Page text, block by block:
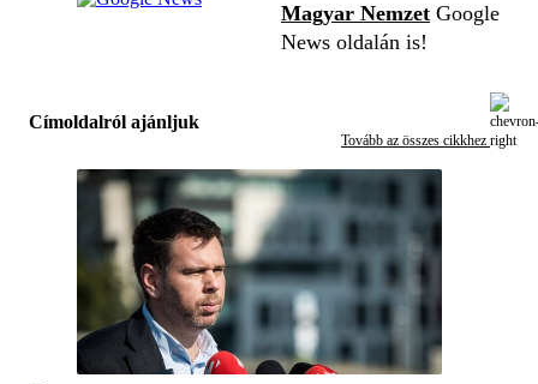
Magyar Nemzet Google
News oldalán is!
Címoldalról ajánljuk
Tovább az összes cikkhez